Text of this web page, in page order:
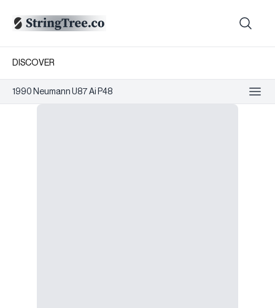
DISCOVER
1990 Neumann U87 Ai P48